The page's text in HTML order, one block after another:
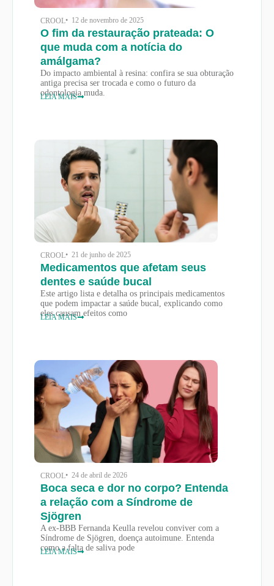
CROOL• 12 de novembro de 2025
O fim da restauração prateada: O
que muda com a notícia do
amálgama?
Do impacto ambiental à resina: confira se sua obturação
antiga precisa ser trocada e como o futuro da
odontologia muda.
LEIA MAIS
CROOL• 21 de junho de 2025
Medicamentos que afetam seus
dentes e saúde bucal
Este artigo lista e detalha os principais medicamentos
que podem impactar a saúde bucal, explicando como
eles causam efeitos como
LEIA MAIS
CROOL• 24 de abril de 2026
Boca seca e dor no corpo? Entenda
a relação com a Síndrome de
Sjögren
A ex-BBB Fernanda Keulla revelou conviver com a
Síndrome de Sjögren, doença autoimune. Entenda
como a falta de saliva pode
LEIA MAIS